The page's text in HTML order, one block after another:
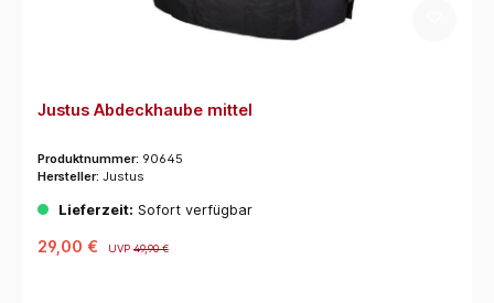
Justus Abdeckhaube mittel
Produktnummer: 90645
Hersteller: Justus
Lieferzeit: Sofort verfügbar
29,00 € UVP49,90 €